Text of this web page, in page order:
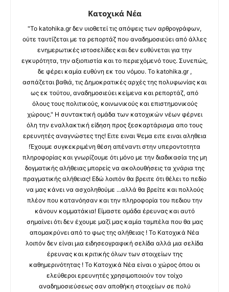
Κατοχικά Νέα
"Το katohika.gr δεν υιοθετεί τις απόψεις των αρθρογράφων,
ούτε ταυτίζεται με τα ρεπορτάζ που αναδημοσιεύει από άλλες
ενημερωτικές ιστοσελίδες και δεν ευθύνεται για την
εγκυρότητα, την αξιοπιστία και το περιεχόμενό τους. Συνεπώς,
δε φέρει καμία ευθύνη εκ του νόμου. Το katohika.gr ,
ασπάζεται βαθιά, τις Δημοκρατικές αρχές της πολυφωνίας και
ως εκ τούτου, αναδημοσιεύει κείμενα και ρεπορτάζ, από
όλους τους πολιτικούς, κοινωνικούς και επιστημονικούς
χώρους." Η συντακτική ομάδα των κατοχικών νέων φέρνει
όλη την εναλλακτική είδηση προς ξεσκαρτάρισμα απο τους
ερευνητές αναγνώστες της! Ειτε ειναι Ψεμα ειτε ειναι αληθεια
!Έχουμε συγκεκριμένη θέση απέναντι στην υπεροντοτητα
πληροφορίας και γνωρίζουμε ότι μόνο με την διαδικασία της μη
δογματικής αλήθειας μπορείς να ακολουθήσεις τα χνάρια της
πραγματικής αλήθειας! Εδώ λοιπόν θα βρειτε ότι θέλει το πεδίο
να μας κάνει να ασχοληθούμε ...αλλά θα βρείτε και πολλούς
πλέον που κατανόησαν και την πληροφορία του πεδιου την
κάνουν κομματάκια! Είμαστε ομάδα έρευνας και αυτό
σημαίνει ότι δεν έχουμε μαζί μας καμία ταμπέλα που θα μας
απομακρύνει από το φως της αλήθειας ! Το Κατοχικά Νέα
λοιπόν δεν είναι μια ειδησεογραφική σελίδα αλλά μια σελίδα
έρευνας και κριτικής όλων των στοιχείων της
καθημερινότητας ! Το Κατοχικά Νέα είναι ο χώρος όπου οι
ελεύθεροι ερευνητές χρησιμοποιούν τον τοίχο
αναδημοσιεύσεως σαν αποθήκη στοιχείων σε πολύ